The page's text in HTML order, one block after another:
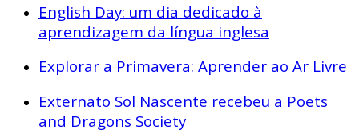
English Day: um dia dedicado à
aprendizagem da língua inglesa
Explorar a Primavera: Aprender ao Ar Livre
Externato Sol Nascente recebeu a Poets
and Dragons Society